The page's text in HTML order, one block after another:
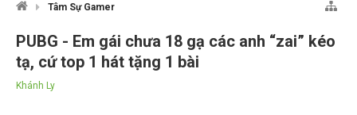
Tâm Sự Gamer
PUBG - Em gái chưa 18 gạ các anh “zai” kéo
tạ, cứ top 1 hát tặng 1 bài
Khánh Ly